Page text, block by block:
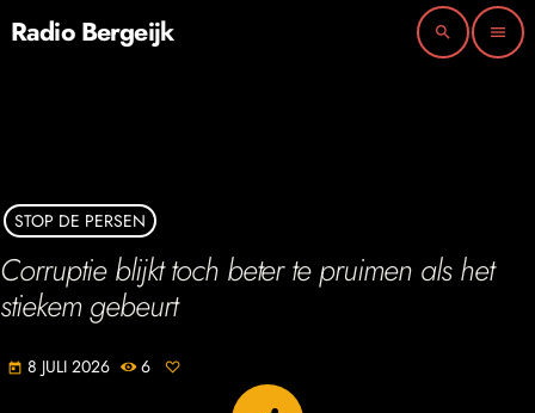
Radio Bergeijk search menu
STOP DE PERSEN
​Corruptie blijkt toch beter te pruimen als het
stiekem gebeurt
today 8 JULI 2026 6